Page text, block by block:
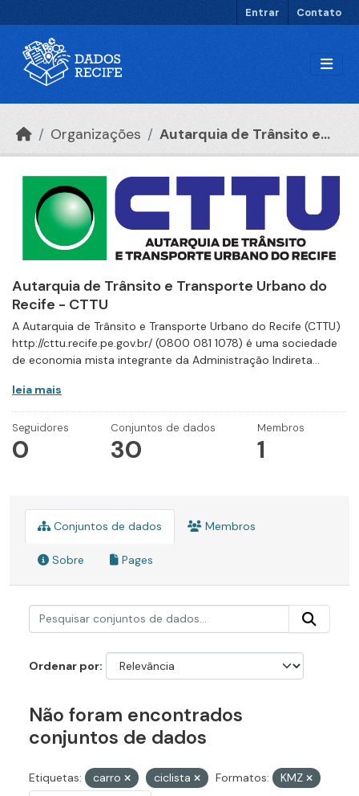
Entrar Contato
Organizações Autarquia de Trânsito e...
Autarquia de Trânsito e Transporte Urbano do
Recife - CTTU
A Autarquia de Trânsito e Transporte Urbano do Recife (CTTU)
http://cttu.recife.pe.gov.br/ (0800 081 1078) é uma sociedade
de economia mista integrante da Administração Indireta...
leia mais
Seguidores
0
Conjuntos de dados
30
Membros
1
Conjuntos de dados Membros
Sobre Pages
Ordenar por
Não foram encontrados
conjuntos de dados
Etiquetas: carro ciclista Formatos:
KMZ